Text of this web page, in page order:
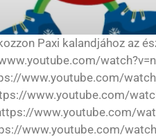
Paxi kalandjához az
www.youtube.com/
www.youtube.com/
www.youtube.com/
www.youtube.com/